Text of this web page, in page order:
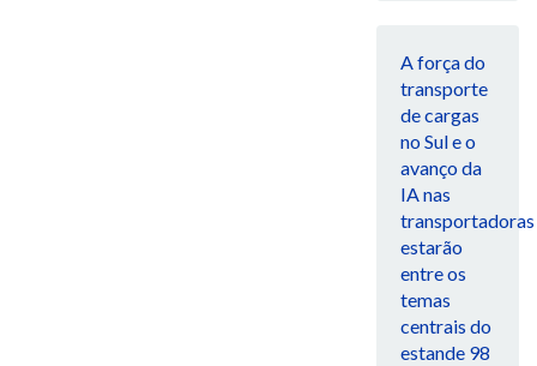
A força do
transporte
de cargas
no Sul e o
avanço da
IA nas
transportadoras
estarão
entre os
temas
centrais do
estande 98